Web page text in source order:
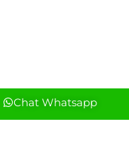
Chat Whatsapp